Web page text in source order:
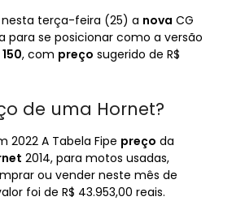
terça-feira (25) a nova CG
para se posicionar como a versão
150, com preço sugerido de R$
de uma Hornet?
2022 A Tabela Fipe preço da
2014, para motos usadas,
ou vender neste mês de
foi de R$ 43.953,00 reais.